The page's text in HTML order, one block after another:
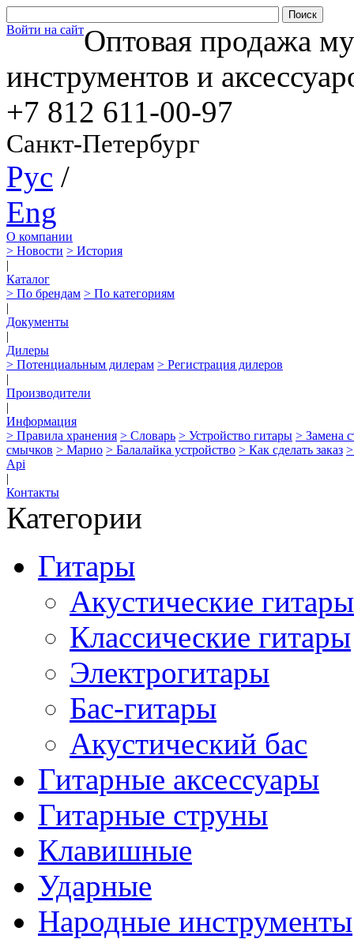
Войти на сайтОптовая продажа
инструментов и
+7 812 611-00-97
Санкт-Петербург
Рус /
Eng
О компании
> Новости > История
|
Каталог
> По брендам > По категориям
|
Документы
|
Дилеры
> Потенциальным дилерам > Регистрация дилеров
|
Производители
|
Информация
> Правила хранения > Словарь > Устройство гитары > Замена
смычков > Марио > Балалайка устройство > Как сделать заказ
Api
|
Контакты
Категории
Гитары
Акустические гитары
Классические гитары
Электрогитары
Бас-гитары
Акустический бас
Гитарные аксессуары
Гитарные струны
Клавишные
Ударные
Народные инструменты